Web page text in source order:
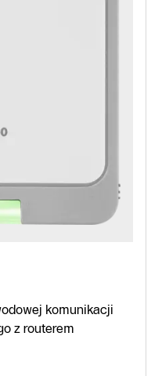
komunikacji
z routerem